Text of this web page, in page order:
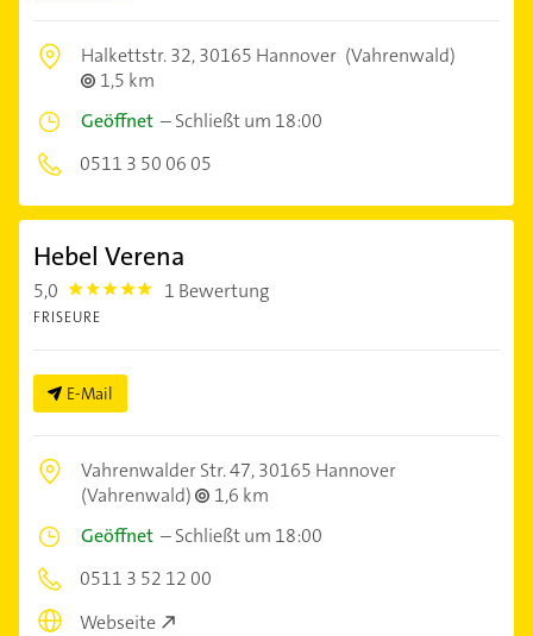
Halkettstr. 32,30165 Hannover (Vahrenwald)
1,5 km
Geöffnet –Schließt um 18:00
0511 3 50 06 05
Hebel Verena
5,0 5.0 1 Bewertung
FRISEURE
E-Mail
Vahrenwalder Str. 47,30165 Hannover
(Vahrenwald)
1,6 km
Geöffnet –Schließt um 18:00
0511 3 52 12 00
Webseite